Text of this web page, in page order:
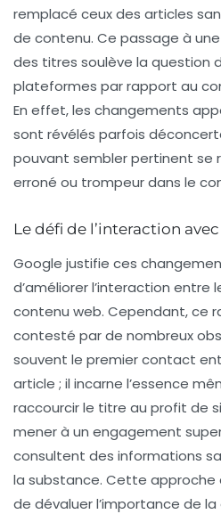
remplacé ceux des articles
de contenu. Ce passage à
des titres soulève la question
plateformes par rapport au
En effet, les changements
sont révélés parfois
pouvant sembler pertinent se
erroné ou trompeur dans le
Le défi de l’interaction
Google justifie ces
d’améliorer l’interaction entre
contenu web. Cependant, ce
contesté par de nombreux
souvent le premier contact
article ; il incarne l’essence
raccourcir le titre au profit de
mener à un engagement
consultent des informations
la substance. Cette
de dévaluer l’importance de